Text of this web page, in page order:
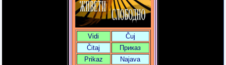
Vidi
Čuj
Čitaj
Приказ
Prikaz
Najava